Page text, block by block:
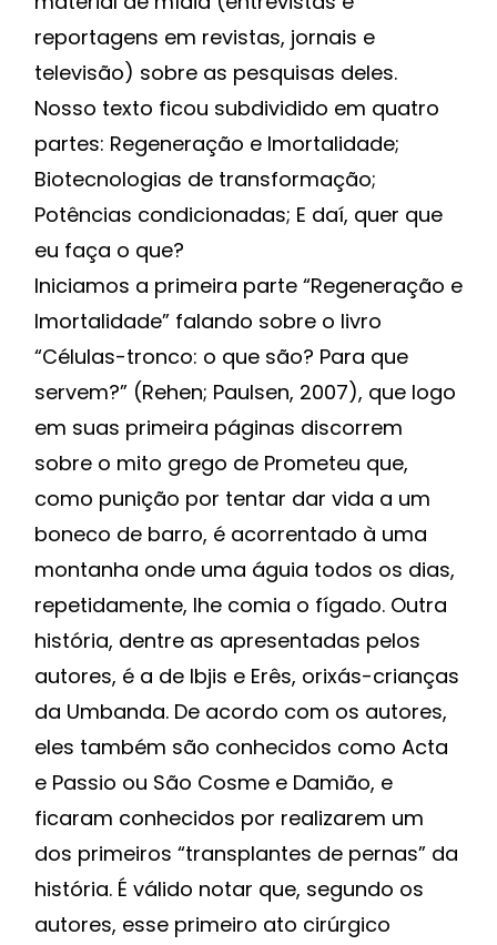
reportagens em revistas, jornais e
televisão) sobre as pesquisas deles.
Nosso texto ficou subdividido em quatro
partes: Regeneração e Imortalidade;
Biotecnologias de transformação;
Potências condicionadas; E daí, quer que
eu faça o que?
Iniciamos a primeira parte “Regeneração e
Imortalidade” falando sobre o livro
“Células-tronco: o que são? Para que
servem?” (Rehen; Paulsen, 2007), que logo
em suas primeira páginas discorrem
sobre o mito grego de Prometeu que,
como punição por tentar dar vida a um
boneco de barro, é acorrentado à uma
montanha onde uma águia todos os dias,
repetidamente, lhe comia o fígado. Outra
história, dentre as apresentadas pelos
autores, é a de Ibjis e Erês, orixás-crianças
da Umbanda. De acordo com os autores,
eles também são conhecidos como Acta
e Passio ou São Cosme e Damião, e
ficaram conhecidos por realizarem um
dos primeiros “transplantes de pernas” da
história. É válido notar que, segundo os
autores, esse primeiro ato cirúrgico